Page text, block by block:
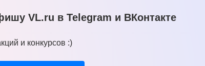
VL.ru в Telegram и ВКонтакте
и конкурсов :)